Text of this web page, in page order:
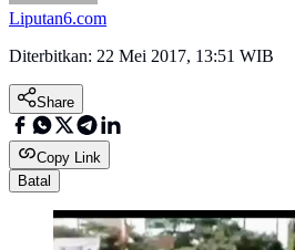
Liputan6.com
Diterbitkan: 22 Mei 2017, 13:51 WIB
Share
Copy Link
Batal